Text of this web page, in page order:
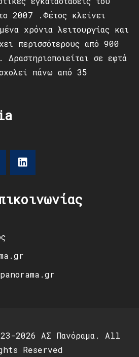
2007 .Φέτος κλείνει
χρόνια λειτουργίας και
περισσότερους από 900
Δραστηριοποιείται σε εφτά
πάνω από 35
2026 ΑΣ Πανόραμα. All
Reserved